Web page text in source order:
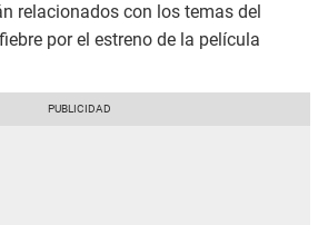
relacionados con los temas del
por el estreno de la película